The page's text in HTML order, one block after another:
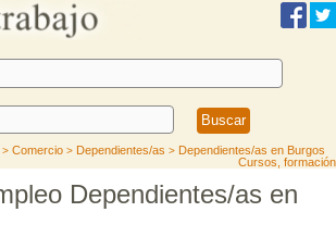
> Comercio > Dependientes/as > Dependientes/as en Burgos
Cursos, formación
Dependientes/as en